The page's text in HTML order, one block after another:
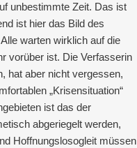
unbestimmte Zeit. Das ist
ist hier das Bild des
warten wirklich auf die
vorüber ist. Die Verfasserin
hat aber nicht vergessen,
„Krisensituation“
ist das der
abgeriegelt werden,
Hoffnungslosogleit müssen